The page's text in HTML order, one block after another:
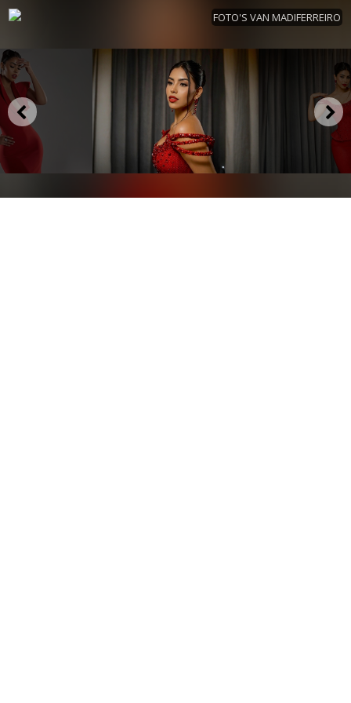
FOTO'S VAN MADIFERREIRO